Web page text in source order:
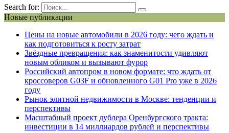
Search for:
Новые публикации
Цены на новые автомобили в 2026 году: чего ждать и
как подготовиться к росту затрат
Звёздные превращения: как знаменитости удивляют
новым обликом и вызывают фурор
Российский автопром в новом формате: что ждать от
кроссоверов G03F и обновленного G01 Pro уже в 2026
году
Рынок элитной недвижимости в Москве: тенденции и
перспективы
Масштабный проект дублера Оренбургского тракта:
инвестиции в 14 миллиардов рублей и перспективы